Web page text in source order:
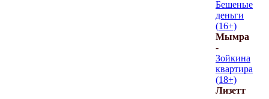
Бешеные
деньги
(16+)
Мымра
-
Зойкина
квартира
(18+)
Лизетт